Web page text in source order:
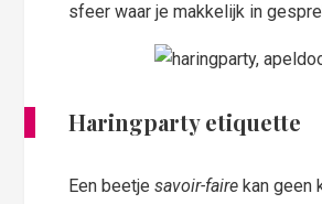
sfeer waar je makkelijk in
Haringparty etiquette
Een beetjesavoir-faire kan geen